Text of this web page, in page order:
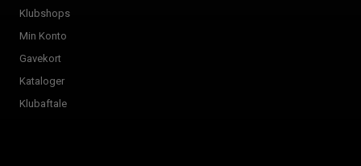
Klubshops
Min Konto
Gavekort
Kataloger
Klubaftale